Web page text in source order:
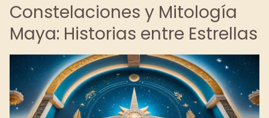
Constelaciones y Mitología
Maya: Historias entre Estrellas